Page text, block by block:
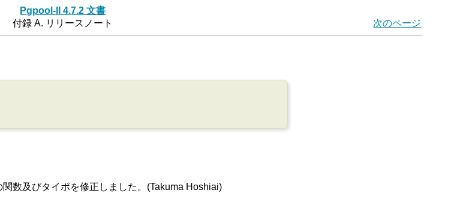
Pgpool-II 4.7.2 文書
付録 A. リリースノート 次のページ
数及びタイポを修正しました。(Takuma Hoshiai)